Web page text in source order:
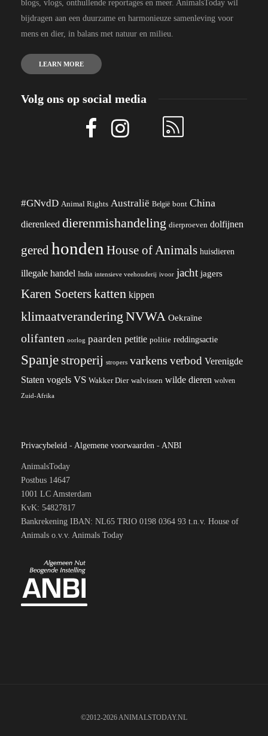
blogs, vlogs, onthullende reportages en meer. AnimalsToday wil
bijdragen aan een duurzame en harmonieuze samenleving voor
mens en dier, in balans met natuur en milieu.
LEARN MORE
Volg ons op social media
#GNvdD Animal Rights Australië België bont China
dierenleed dierenmishandeling dierproeven dolfijnen
gered honden House of Animals huisdieren
illegale handel India intensieve veehouderij ivoor jacht jagers
Karen Soeterskatten kippen
klimaatverandering NVWA Oekraïne
olifanten oorlog paarden petitie politie reddingsactie
Spanjestroperij stropers varkens verbod Verenigde
Staten vogels VS Wakker Dier walvissen wilde dieren wolven
Zuid-Afrika
Privacybeleid - Algemene voorwaarden - ANBI
AnimalsToday
Postbus 14647
1001 LC Amsterdam
KvK: 54827817
Bankrekening IBAN: NL65 TRIO 0198 0364 93 t.n.v. House of
Animals o.v.v. Animals Today
©2012-2026 ANIMALSTODAY.NL